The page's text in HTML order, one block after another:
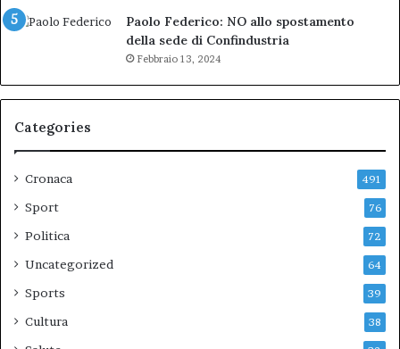
Paolo Federico: NO allo spostamento
della sede di Confindustria
Febbraio 13, 2024
Categories
Cronaca 491
Sport 76
Politica 72
Uncategorized 64
Sports 39
Cultura 38